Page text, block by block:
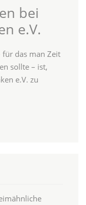
bei
e.V.
für das man Zeit
sollte – ist,
e.V. zu